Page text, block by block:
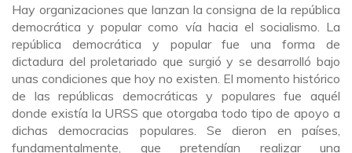
Hay organizaciones que lanzan la consigna de la república
democrática y popular como vía hacia el socialismo. La
república democrática y popular fue una forma de
dictadura del proletariado que surgió y se desarrolló bajo
unas condiciones que hoy no existen. El momento histórico
de las repúblicas democráticas y populares fue aquél
donde existía la URSS que otorgaba todo tipo de apoyo a
dichas democracias populares. Se dieron en países,
fundamentalmente, que pretendían realizar una